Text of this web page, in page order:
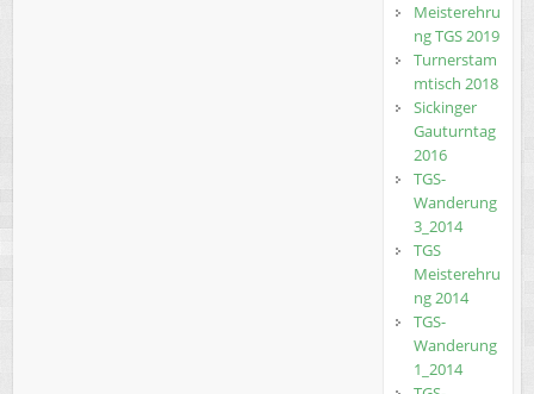
Meisterehru
ng TGS 2019
Turnerstam
mtisch 2018
Sickinger
Gauturntag
2016
TGS-
Wanderung
3_2014
TGS
Meisterehru
ng 2014
TGS-
Wanderung
1_2014